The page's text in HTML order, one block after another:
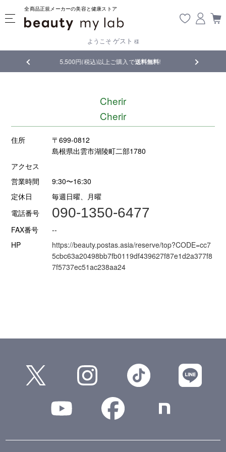
全商品正規メーカーの美容と健康ストア
ようこそ ゲスト 様
5,500円(税込)以上ご購入で送料無料! 【重要】熊本地震
Cherir
Cherir
住所
〒699-0812
島根県出雲市湖陵町二部1780
アクセス
営業時間
9:30〜16:30
定休日
毎週日曜、月曜
電話番号
090-1350-6477
FAX番号
--
HP
https://beauty.postas.asia/reserve/top?CODE=cc7
5cbc63a20498bb7fb0119df439627f87e1d2a377f8
7f5737ec51ac238aa24